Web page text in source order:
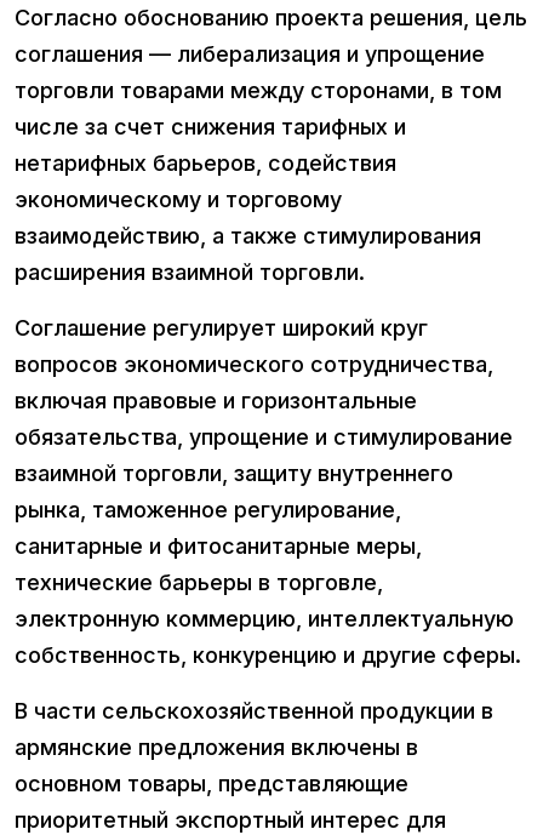
Согласно обоснованию проекта решения, цель
соглашения — либерализация и упрощение
торговли товарами между сторонами, в том
числе за счет снижения тарифных и
нетарифных барьеров, содействия
экономическому и торговому
взаимодействию, а также стимулирования
расширения взаимной торговли.
Соглашение регулирует широкий круг
вопросов экономического сотрудничества,
включая правовые и горизонтальные
обязательства, упрощение и стимулирование
взаимной торговли, защиту внутреннего
рынка, таможенное регулирование,
санитарные и фитосанитарные меры,
технические барьеры в торговле,
электронную коммерцию, интеллектуальную
собственность, конкуренцию и другие сферы.
В части сельскохозяйственной продукции в
армянские предложения включены в
основном товары, представляющие
приоритетный экспортный интерес для